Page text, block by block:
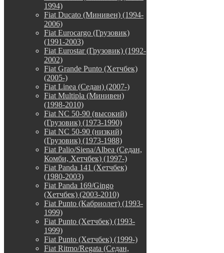
1994)
Fiat Ducato (Минивен) (1994-
2006)
Fiat Eurocargo (Грузовик)
(1991-2003)
Fiat Eurostar (Грузовик) (1992-
2002)
Fiat Grande Punto (Хетчбек)
(2005-)
Fiat Linea (Седан) (2007-)
Fiat Multipla (Минивен)
(1998-2010)
Fiat NC 50-90 (высокий)
(Грузовик) (1973-1990)
Fiat NC 50-90 (низкий)
(Грузовик) (1973-1988)
Fiat Palio/Siena/Albea (Седан,
Комби, Хетчбек) (1997-)
Fiat Panda 141 (Хетчбек)
(1980-2003)
Fiat Panda 169/Gingo
(Хетчбек) (2003-2010)
Fiat Punto (Кабриолет) (1993-
1999)
Fiat Punto (Хетчбек) (1993-
1999)
Fiat Punto (Хетчбек) (1999-)
Fiat Ritmo/Regata (Седан,